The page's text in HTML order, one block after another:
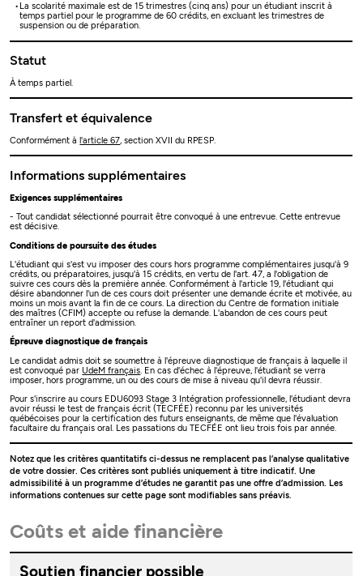
La scolarité maximale est de 15 trimestres (cinq ans) pour un étudiant inscrit à
temps partiel pour le programme de 60 crédits, en excluant les trimestres de
suspension ou de préparation.
Statut
À temps partiel.
Transfert et équivalence
Conformément à l'article 67, section XVII du RPESP.
Informations supplémentaires
Exigences supplémentaires
- Tout candidat sélectionné pourrait être convoqué à une entrevue. Cette entrevue
est décisive.
Conditions de poursuite des études
L'étudiant qui s'est vu imposer des cours hors programme complémentaires jusqu'à 9
crédits, ou préparatoires, jusqu'à 15 crédits, en vertu de l'art. 47, a l'obligation de
suivre ces cours dès la première année. Conformément à l'article 19, l'étudiant qui
désire abandonner l'un de ces cours doit présenter une demande écrite et motivée, au
moins un mois avant la fin de ce cours. La direction du Centre de formation initiale
des maîtres (CFIM) accepte ou refuse la demande. L'abandon de ces cours peut
entraîner un report d'admission.
Épreuve diagnostique de français
Le candidat admis doit se soumettre à l'épreuve diagnostique de français à laquelle il
est convoqué parUdeM français. En cas d'échec à l'épreuve, l'étudiant se verra
imposer, hors programme, un ou des cours de mise à niveau qu'il devra réussir.
Pour s'inscrire au cours EDU6093 Stage 3 Intégration professionnelle, l'étudiant devra
avoir réussi le test de français écrit (TECFÉE) reconnu par les universités
québécoises pour la certification des futurs enseignants, de même que l'évaluation
facultaire du français oral. Les passations du TECFÉE ont lieu trois fois par année.
Notez que les critères quantitatifs ci-dessus ne remplacent pas l’analyse qualitative
de votre dossier. Ces critères sont publiés uniquement à titre indicatif. Une
admissibilité à un programme d’études ne garantit pas une offre d’admission. Les
informations contenues sur cette page sont modifiables sans préavis.
Coûts et aide financière
Soutien financier possible